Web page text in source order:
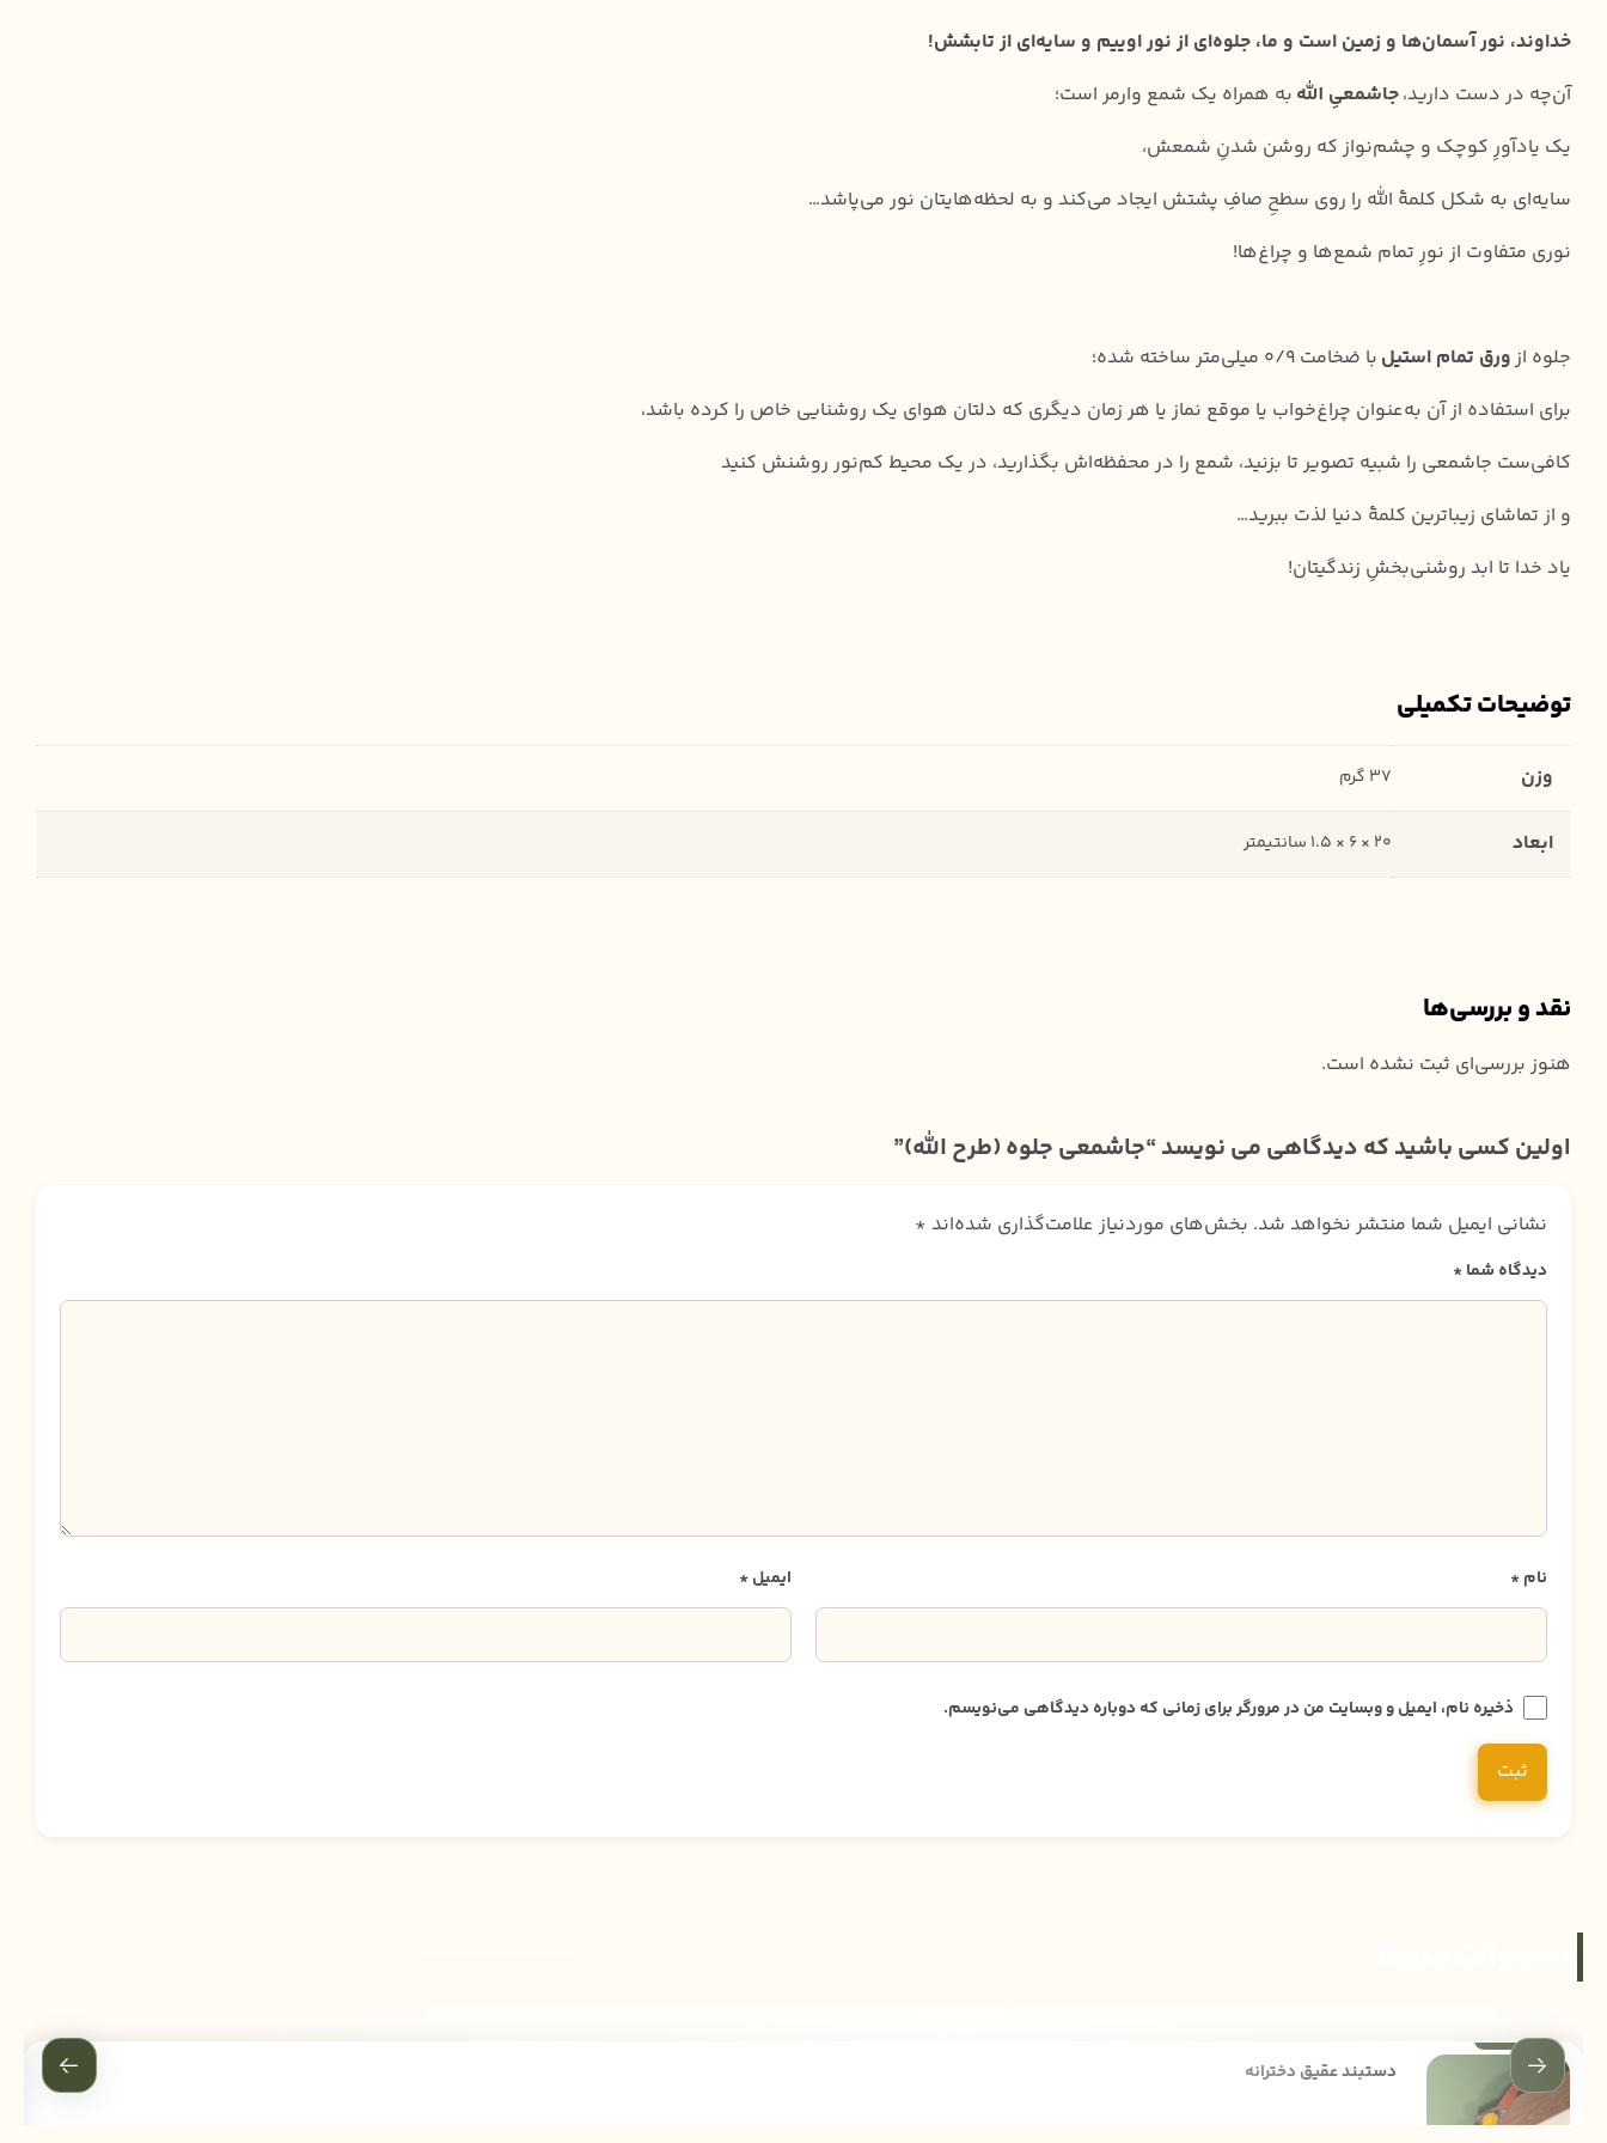
خداوند، نور آسمان‌ها و زمین است و ما، جلوه‌ای از نور اوییم و سایه‌‌ای از تابشش!
آن‌چه در دست دارید،جاشمعیِ الله به همراه یک شمع وارمر است؛
یک یادآورِ کوچک و چشم‌نواز که روشن شدنِ شمعش،
سایه‌ای به شکل کلمۀ اللّٰه را روی سطحِ صافِ پشتش ایجاد می‌کند و به لحظه‌هایتان نور می‌پاشد…
نوری متفاوت از نورِ تمام شمع‌ها و چراغ‌ها!
جلوه ازورق تمام استیل با ضخامت ۰/۹ میلی‌متر ساخته شده؛
برای استفاده از آن به‌عنوان چراغ‌خواب یا موقع نماز یا هر زمان دیگری که دلتان هوای یک روشنایی خاص را کرده باشد،
کافی‌ست جاشمعی را شبیه تصویر تا بزنید، شمع را در محفظه‌اش بگذارید، در یک محیط کم‌نور روشنش کنید
و از تماشای زیباترین کلمۀ دنیا لذت ببرید…
یاد خدا تا ابد روشنی‌بخشِ زندگیتان!
توضیحات تکمیلی
وزن 37 گرم
ابعاد 20 × 6 × 1.5 سانتیمتر
نقد و بررسی‌ها
هنوز بررسی‌ای ثبت نشده است.
اولین کسی باشید که دیدگاهی می نویسد “جاشمعی جلوه (طرح الله)”
نشانی ایمیل شما منتشر نخواهد شد. بخش‌های موردنیاز علامت‌گذاری شده‌اند *
دیدگاه شما*
نام* ایمیل*
ذخیره نام، ایمیل و وبسایت من در مرورگر برای زمانی که دوباره دیدگاهی می‌نویسم.
دستبند عقیق دخترانه